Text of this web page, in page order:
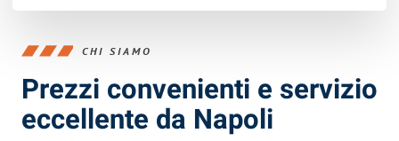
CHI SIAMO
Prezzi convenienti e servizio
eccellente da Napoli